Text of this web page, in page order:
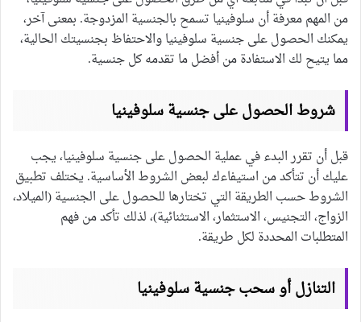
من المهم معرفة أن سلوفينيا تسمح بالجنسية المزدوجة. بمعنى آخر،
يمكنك الحصول على جنسية سلوفينيا والاحتفاظ بجنسيتك الحالية،
مما يتيح لك الاستفادة من أفضل ما تقدمه كل جنسية.
شروط الحصول على جنسية سلوفينيا
قبل أن تقرر البدء في عملية الحصول على جنسية سلوفينيا، يجب
عليك أن تتأكد من استيفاءك لبعض الشروط الأساسية. يختلف تطبيق
الشروط حسب الطريقة التي تختارها للحصول على الجنسية (الميلاد،
الزواج، التجنيس، الاستثمار، الاستثنائية)، لذلك تأكد من فهم
المتطلبات المحددة لكل طريقة.
التنازل أو سحب جنسية سلوفينيا